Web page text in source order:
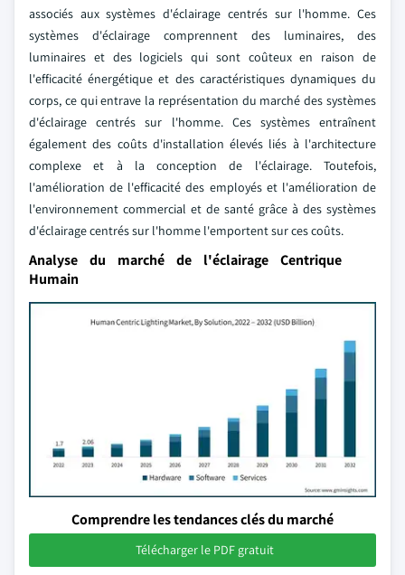
associés aux systèmes d'éclairage centrés sur l'homme. Ces
systèmes d'éclairage comprennent des luminaires, des
luminaires et des logiciels qui sont coûteux en raison de
l'efficacité énergétique et des caractéristiques dynamiques du
corps, ce qui entrave la représentation du marché des systèmes
d'éclairage centrés sur l'homme. Ces systèmes entraînent
également des coûts d'installation élevés liés à l'architecture
complexe et à la conception de l'éclairage. Toutefois,
l'amélioration de l'efficacité des employés et l'amélioration de
l'environnement commercial et de santé grâce à des systèmes
d'éclairage centrés sur l'homme l'emportent sur ces coûts.
Analyse du marché de l'éclairage Centrique
Humain
Comprendre les tendances clés du marché
Télécharger le PDF gratuit